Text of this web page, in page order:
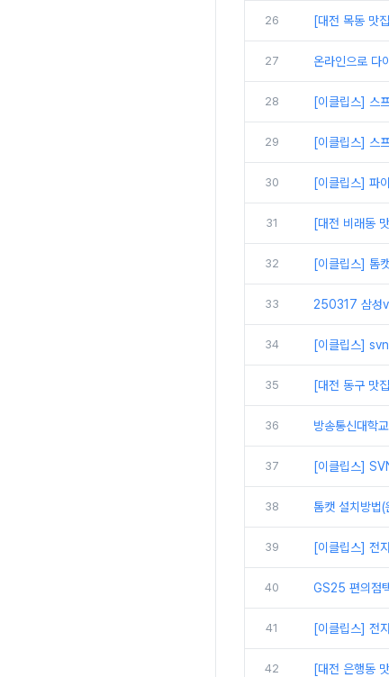
26 [대전 목동 맛
27 온라인으로 다
28 [이클립스] 스
29 [이클립스] 스
30 [이클립스] 파
31 [대전 비래동
32 [이클립스] 톰
33 250317 삼성
34 [이클립스]
35 [대전 동구 맛
36 방송통신대학
37 [이클립스]
38 톰캣 설치방법(
39 [이클립스] 전
40 GS25 편의점
41 [이클립스] 전
42 [대전 은행동